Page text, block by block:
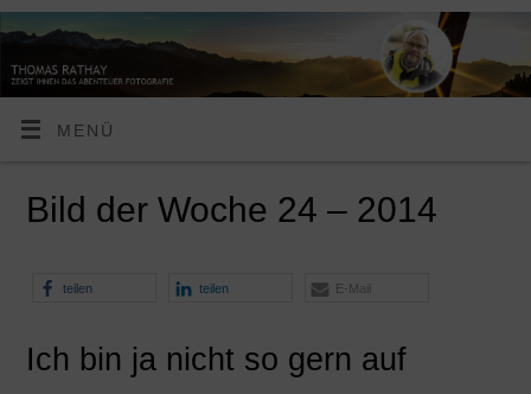
MENÜ
Bild der Woche 24 – 2014
teilen teilen E-Mail
Ich bin ja nicht so gern auf